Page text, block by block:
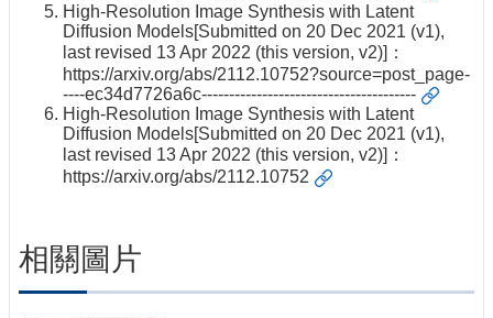
High-Resolution Image Synthesis with Latent
Diffusion Models[Submitted on 20 Dec 2021 (v1),
last revised 13 Apr 2022 (this version, v2)]：
https://arxiv.org/abs/2112.10752?source=post_page-
----ec34d7726a6c---------------------------------------
High-Resolution Image Synthesis with Latent
Diffusion Models[Submitted on 20 Dec 2021 (v1),
last revised 13 Apr 2022 (this version, v2)]：
https://arxiv.org/abs/2112.10752
相關圖片